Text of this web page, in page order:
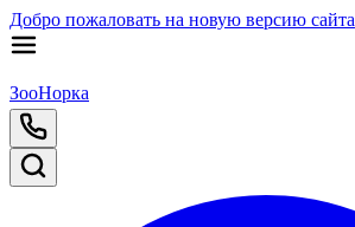
Добро пожаловать на новую версию сайта
ЗооНорка